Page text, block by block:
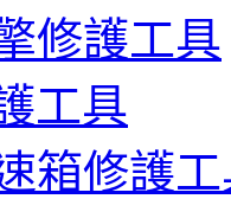
修護工具
工具
箱修護